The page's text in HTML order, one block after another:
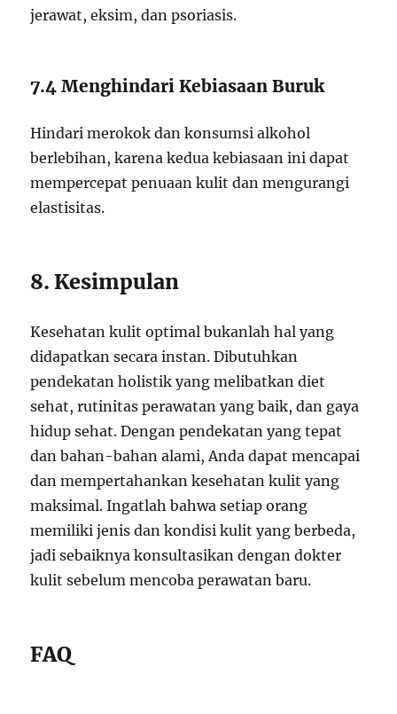
jerawat, eksim, dan psoriasis.
7.4 Menghindari Kebiasaan Buruk
Hindari merokok dan konsumsi alkohol
berlebihan, karena kedua kebiasaan ini dapat
mempercepat penuaan kulit dan mengurangi
elastisitas.
8. Kesimpulan
Kesehatan kulit optimal bukanlah hal yang
didapatkan secara instan. Dibutuhkan
pendekatan holistik yang melibatkan diet
sehat, rutinitas perawatan yang baik, dan gaya
hidup sehat. Dengan pendekatan yang tepat
dan bahan-bahan alami, Anda dapat mencapai
dan mempertahankan kesehatan kulit yang
maksimal. Ingatlah bahwa setiap orang
memiliki jenis dan kondisi kulit yang berbeda,
jadi sebaiknya konsultasikan dengan dokter
kulit sebelum mencoba perawatan baru.
FAQ